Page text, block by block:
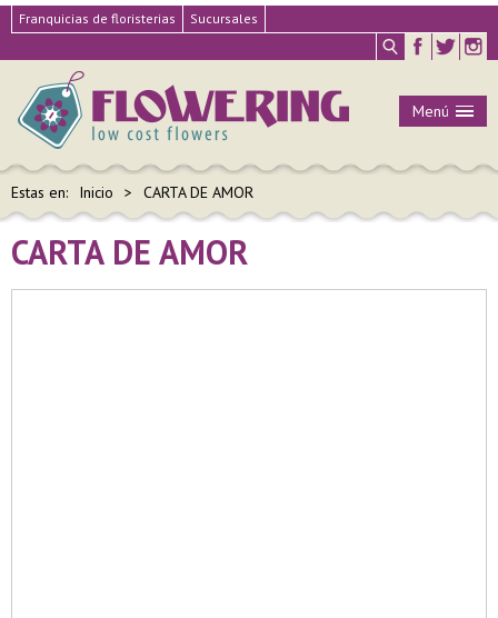
Franquicias de floristerias Sucursales
Menú
Estas en: Inicio CARTA DE AMOR
CARTA DE AMOR